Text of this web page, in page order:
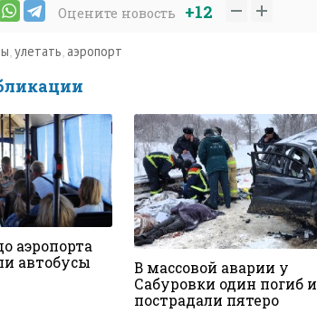
Оцените новость +12
,улетать, аэропорт
аэропорта
автобусы
В массовой аварии у
Сабуровки один погиб и
пострадали пятеро